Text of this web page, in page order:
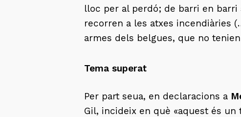
lloc per al perdó; de barri en
recorren a les atxes incendiàries
armes dels belgues, que no
Tema superat
Per part seua, en declaracions a
Gil, incideix en què «aquest és un